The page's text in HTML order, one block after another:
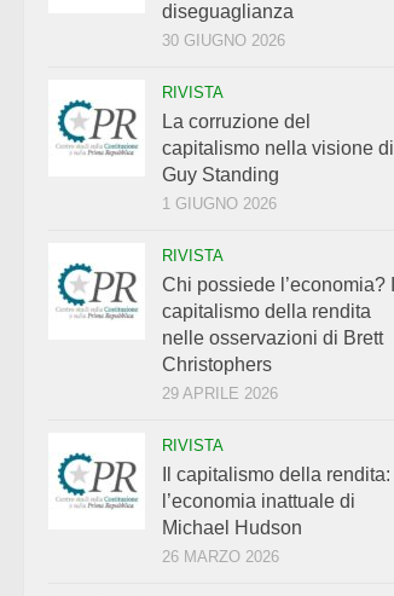
diseguaglianza
30 GIUGNO 2026
RIVISTA
La corruzione del
capitalismo nella visione di
Guy Standing
1 GIUGNO 2026
RIVISTA
Chi possiede l’economia? Il
capitalismo della rendita
nelle osservazioni di Brett
Christophers
29 APRILE 2026
RIVISTA
Il capitalismo della rendita:
l’economia inattuale di
Michael Hudson
26 MARZO 2026